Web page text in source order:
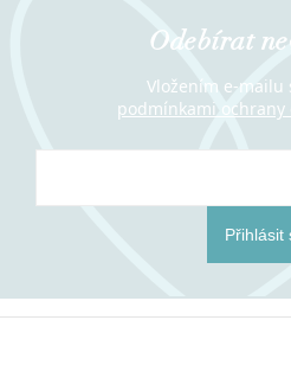
Odebírat
Vložením e-mailu
podmínkami ochrany
Přihlásit